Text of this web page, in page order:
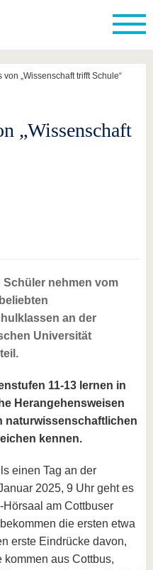
von „Wissenschaft trifft Schule“
„Wissenschaft
Schüler nehmen vom
an der
Universität
11-13 lernen in
Herangehensweisen
naturwissenschaftlichen
kennen.
einen Tag an der
2025, 9 Uhr geht es
Hörsaal am Cottbuser
die ersten etwa
erste Eindrücke davon,
aus Cottbus,